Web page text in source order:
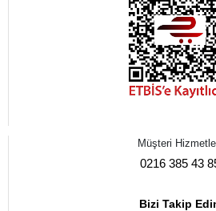
Müşteri
0216 385 43
Bizi Takip